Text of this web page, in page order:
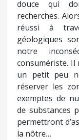
douce qui
recherches.
réussi à
géologiques
notre
consumériste.
un petit peu
réserver les
exemptes de
de substances
permettront
la nôtre…